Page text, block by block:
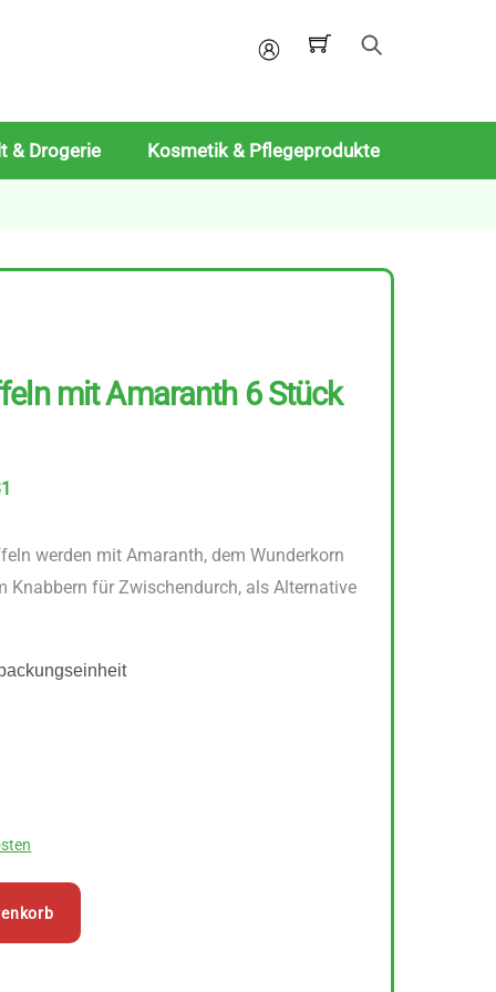
Mein
& Drogerie Kosmetik & Pflegeprodukte
mit Amaranth 6 Stück
werden mit Amaranth, dem Wunderkorn
Knabbern für Zwischendurch, als Alternative